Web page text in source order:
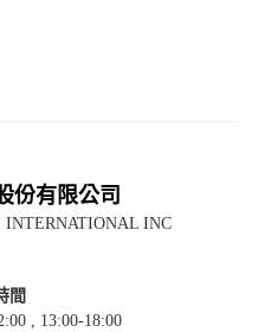
份有限公司
INTERNATIONAL INC
間
, 13:00-18:00